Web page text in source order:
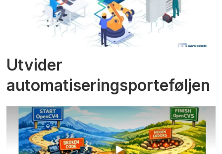
Utvider
automatiseringsporteføljen